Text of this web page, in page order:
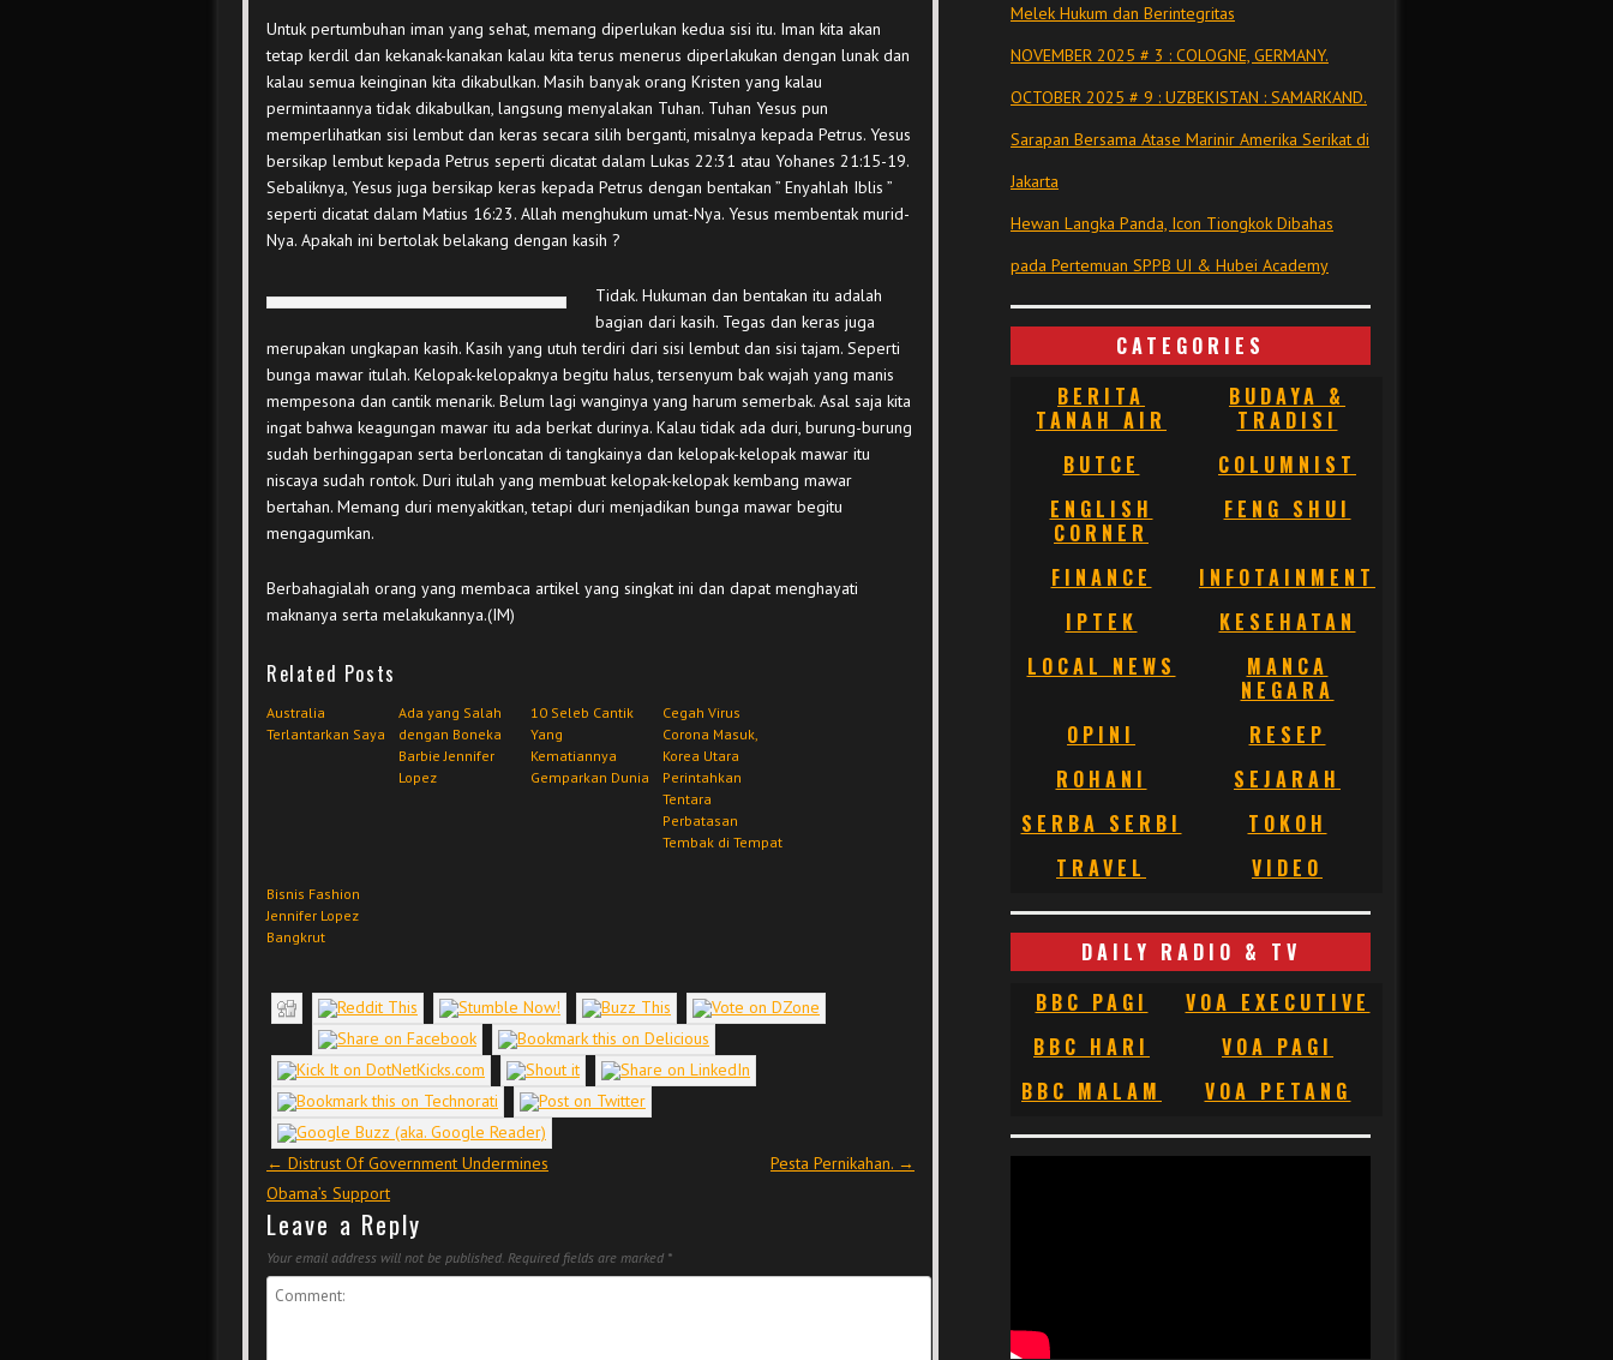
Untuk pertumbuhan iman yang sehat, memang diperlukan kedua sisi itu. Iman kita akan
tetap kerdil dan kekanak-kanakan kalau kita terus menerus diperlakukan dengan lunak dan
kalau semua keinginan kita dikabulkan. Masih banyak orang Kristen yang kalau
permintaannya tidak dikabulkan, langsung menyalakan Tuhan. Tuhan Yesus pun
memperlihatkan sisi lembut dan keras secara silih berganti, misalnya kepada Petrus. Yesus
bersikap lembut kepada Petrus seperti dicatat dalam Lukas 22:31 atau Yohanes 21:15-19.
Sebaliknya, Yesus juga bersikap keras kepada Petrus dengan bentakan ” Enyahlah Iblis ”
seperti dicatat dalam Matius 16:23. Allah menghukum umat-Nya. Yesus membentak murid-
Nya. Apakah ini bertolak belakang dengan kasih ?
Tidak. Hukuman dan bentakan itu adalah
bagian dari kasih. Tegas dan keras juga
merupakan ungkapan kasih. Kasih yang utuh terdiri dari sisi lembut dan sisi tajam. Seperti
bunga mawar itulah. Kelopak-kelopaknya begitu halus, tersenyum bak wajah yang manis
mempesona dan cantik menarik. Belum lagi wanginya yang harum semerbak. Asal saja kita
ingat bahwa keagungan mawar itu ada berkat durinya. Kalau tidak ada duri, burung-burung
sudah berhinggapan serta berloncatan di tangkainya dan kelopak-kelopak mawar itu
niscaya sudah rontok. Duri itulah yang membuat kelopak-kelopak kembang mawar
bertahan. Memang duri menyakitkan, tetapi duri menjadikan bunga mawar begitu
mengagumkan.
Berbahagialah orang yang membaca artikel yang singkat ini dan dapat menghayati
maknanya serta melakukannya.(IM)
Related Posts
Australia
Terlantarkan Saya
Ada yang Salah
dengan Boneka
Barbie Jennifer
Lopez
10 Seleb Cantik
Yang
Kematiannya
Gemparkan Dunia
Cegah Virus
Corona Masuk,
Korea Utara
Perintahkan
Tentara
Perbatasan
Tembak di Tempat
Bisnis Fashion
Jennifer Lopez
Bangkrut
Post navigation
← Distrust Of Government Undermines
Obama’s Support
Pesta Pernikahan. →
Leave a Reply
Your email address will not be published. Required fields are marked *
Melek Hukum dan Berintegritas
NOVEMBER 2025 # 3 : COLOGNE, GERMANY.
OCTOBER 2025 # 9 : UZBEKISTAN : SAMARKAND.
Sarapan Bersama Atase Marinir Amerika Serikat di
Jakarta
Hewan Langka Panda, Icon Tiongkok Dibahas
pada Pertemuan SPPB UI & Hubei Academy
CATEGORIES
BERITA
TANAH AIR
BUDAYA &
TRADISI
BUTCE
COLUMNIST
ENGLISH
CORNER
FENG SHUI
FINANCE
INFOTAINMENT
IPTEK
KESEHATAN
LOCAL NEWS
MANCA
NEGARA
OPINI
RESEP
ROHANI
SEJARAH
SERBA SERBI
TOKOH
TRAVEL
VIDEO
DAILY RADIO & TV
BBC PAGI
VOA EXECUTIVE
BBC HARI
VOA PAGI
BBC MALAM
VOA PETANG